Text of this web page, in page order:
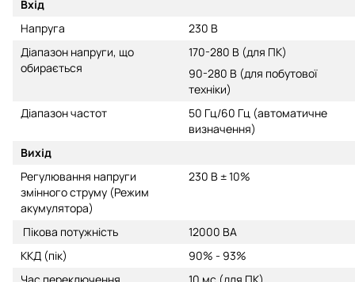
Вхід
Напруга
230 В
Діапазон напруги, що
обирається
170-280 В (для ПК)
90-280 В (для побутової
техніки)
Діапазон частот
50 Гц/60 Гц (автоматичне
визначення)
Вихід
Регулювання напруги
змінного струму (Режим
акумулятора)
230 В ± 10%
Пікова потужність
12000 ВА
ККД (пік)
90% - 93%